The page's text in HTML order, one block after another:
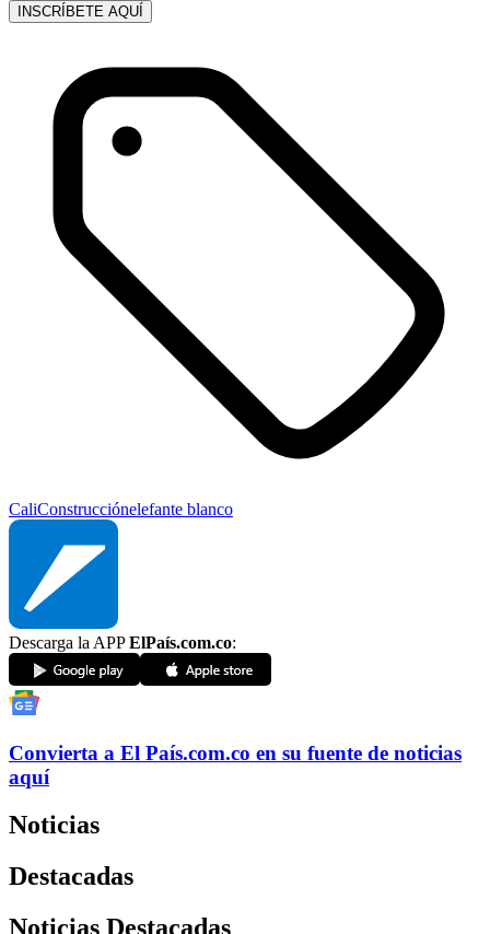
INSCRÍBETE AQUÍ
CaliConstrucciónelefante blanco
Descarga la APPElPaís.com.co:
Convierta a El País.com.co en su fuente de noticias
aquí
Noticias
Destacadas
Noticias Destacadas